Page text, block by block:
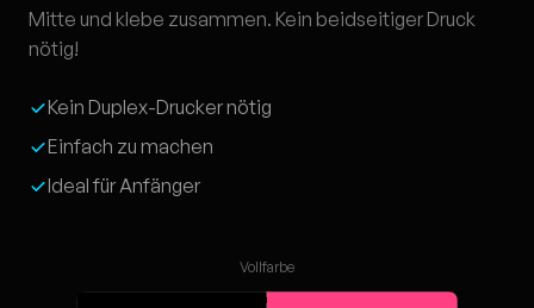
Mitte und klebe zusammen. Kein beidseitiger Druck
nötig!
Kein Duplex-Drucker nötig
Einfach zu machen
Ideal für Anfänger
Vollfarbe